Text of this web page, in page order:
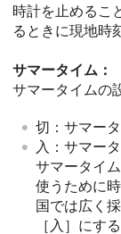
時計を止めるこ
るときに現地時
サマータイム：
サマータイムの
切：サマー
入：サマー
サマータイ
使うために
国では広く
［入］にす